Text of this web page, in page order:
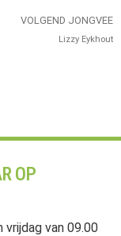
VOLGEND JONGVEE
Lizzy Eykhout
OP
vrijdag van 09.00